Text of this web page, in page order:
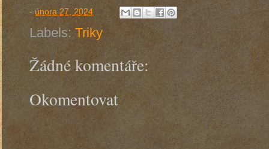
-února 27, 2024
Labels:Triky
Žádné komentáře:
Okomentovat